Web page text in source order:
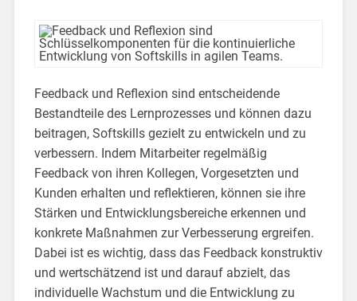
Feedback und Reflexion sind entscheidende
Bestandteile des Lernprozesses und können dazu
beitragen, Softskills gezielt zu entwickeln und zu
verbessern. Indem Mitarbeiter regelmäßig
Feedback von ihren Kollegen, Vorgesetzten und
Kunden erhalten und reflektieren, können sie ihre
Stärken und Entwicklungsbereiche erkennen und
konkrete Maßnahmen zur Verbesserung ergreifen.
Dabei ist es wichtig, dass das Feedback konstruktiv
und wertschätzend ist und darauf abzielt, das
individuelle Wachstum und die Entwicklung zu